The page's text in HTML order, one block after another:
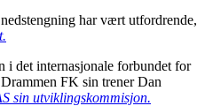
har vært utfordrende,
i det internasjonale forbundet for
FK sin trener Dan
sin utviklingskommisjon.